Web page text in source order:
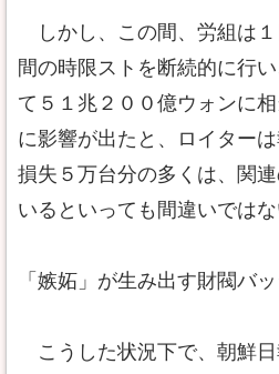
しかし、この間、労組は
間の時限ストを断続的に行
て５１兆２００億ウォンに
に影響が出たと、ロイター
損失５万台分の多くは、関
いるといっても間違いではな
「嫉妬」が生み出す財閥バ
こうした状況下で、朝鮮